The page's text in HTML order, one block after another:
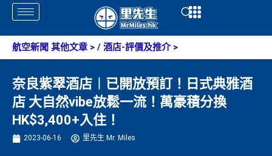
Skip
content
Open
航空新聞 其他文章 > / 酒店-評價及推介>
奈良紫翠酒店︱已開放預訂！日式典雅酒
店 大自然vibe放鬆一流！萬豪積分換
HK$3,400+入住！
2023-06-16 里先生 Mr. Miles